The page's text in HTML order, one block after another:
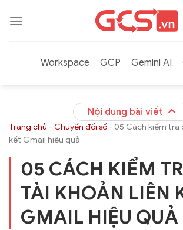
qua
Workspace
GCP Gemini AI
Nội dung bài viết
Trang chủ -Chuyển đổi số - 05 Cách kiểm tra
kết Gmail hiệu quả
05 CÁCH KIỂM
TÀI KHOẢN LIÊN
GMAIL HIỆU QUẢ